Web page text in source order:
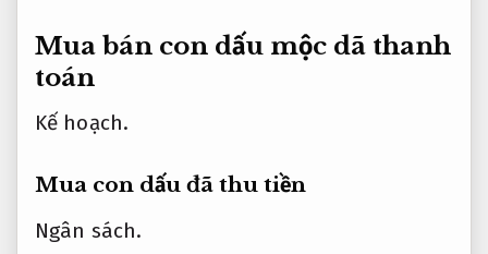
Mua bán con dấu mộc dã thanh
toán
Kế hoạch.
Mua con dấu đã thu tiền
Ngân sách.